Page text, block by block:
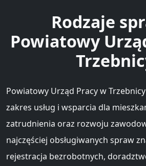
Rodzaje
Powiatowy
Powiatowy Urząd Pracy w
zakres usług i wsparcia dla
zatrudnienia oraz rozwoju
najczęściej obsługiwanych spraw
rejestracja bezrobotnych,